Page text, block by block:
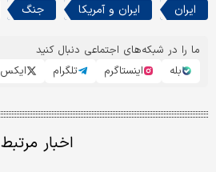
ایران ایران و آمریکا جنگ
ما را در شبکه‌های اجتماعی دنبال کنید
بله
اینستاگرم تلگرام ایکس
اخبار مرتبط